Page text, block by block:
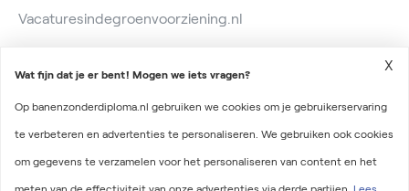
Vacaturesindegroenvoorziening.nl
Wat fijn dat je er bent! Mogen we iets vragen?
Op banenzonderdiploma.nl gebruiken we cookies om je gebruikerservaring
te verbeteren en advertenties te personaliseren. We gebruiken ook cookies
om gegevens te verzamelen voor het personaliseren van content en het
X